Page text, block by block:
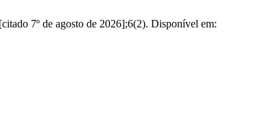
7º de agosto de 2026];6(2). Disponível em: